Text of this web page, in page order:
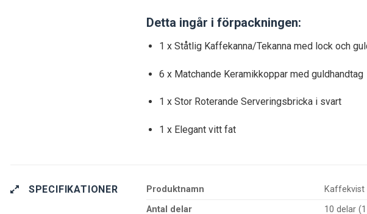
Detta ingår i förpackningen:
1 x Ståtlig Kaffekanna/Tekanna med lock och
6 x Matchande Keramikkoppar med guldhandtag
1 x Stor Roterande Serveringsbricka i svart
1 x Elegant vitt fat
SPECIFIKATIONER Produktnamn
Kaffekvist
Antal delar
10 delar